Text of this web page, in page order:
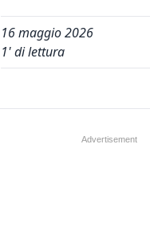
16 maggio 2026
1' di lettura